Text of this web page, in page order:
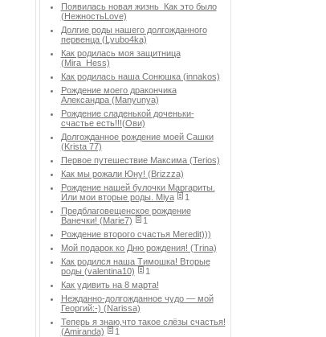
Появилась новая жизнь_Как это было
(НежностьLove)
Долгие роды нашего долгожданного
первенца (Lyubo4ka)
Как родилась моя защитница
(Mira_Hess)
Как родилась наша Сонюшка (innakos)
Рождение моего дракончика
Александра (Manyunya)
Рождение сладенькой доченьки-
счастье есть!!!(Ови)
Долгожданное рождение моей Сашки
(Krista 77)
Первое путешествие Максима (Terios)
Как мы рожали Юну! (Brizzza)
Рождение нашей булочки Маргариты.
Или мои вторые роды. Miya
1
Предблаговещенское рождение
Ванечки! (Marie7)
1
Рождение второго счастья Meredit)))
Мой подарок ко Дню рождения! (Trina)
Как родился наша Тимошка! Вторые
роды (valentina10)
1
Как удивить на 8 марта!
Нежданно-долгожданное чудо — мой
Георгий:-) (Narissa)
Теперь я знаю,что такое слёзы счастья!
(Amiranda)
1